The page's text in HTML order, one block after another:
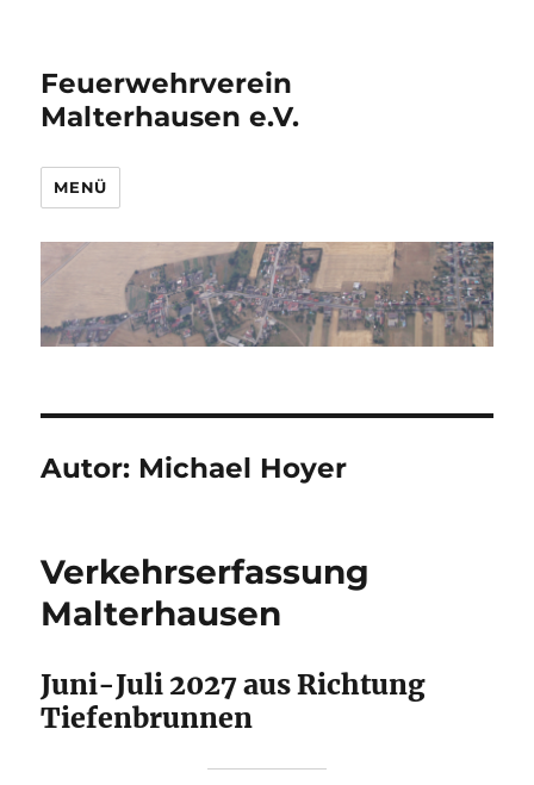
Feuerwehrverein
Malterhausen e.V.
MENÜ
Autor: Michael Hoyer
Verkehrserfassung
Malterhausen
Juni-Juli 2027 aus Richtung
Tiefenbrunnen